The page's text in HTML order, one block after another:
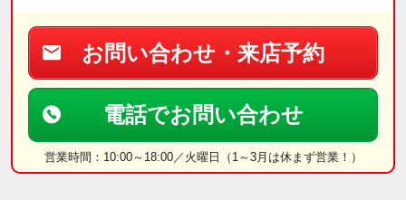
お問い合わせ・来店予約
電話でお問い合わせ
営業時間：10:00～18:00／火曜日（1～3月は休まず営業！）